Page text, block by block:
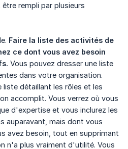
rempli par plusieurs
Faire la liste des activités de
ce dont vous avez besoin
Vous pouvez dresser une liste
dans votre organisation.
liste détaillant les rôles et les
accomplit. Vous verrez où vous
d'expertise et vous inclurez les
auparavant, mais dont vous
avez besoin, tout en supprimant
n'a plus vraiment d'utilité. Vous